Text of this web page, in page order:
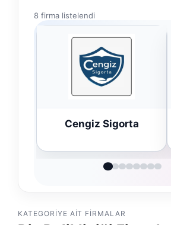
8 firma listelendi
Cengiz Sigorta
KATEGORIYE AIT FIRMALAR